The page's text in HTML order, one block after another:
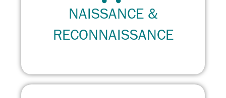
NAISSANCE &
RECONNAISSANCE